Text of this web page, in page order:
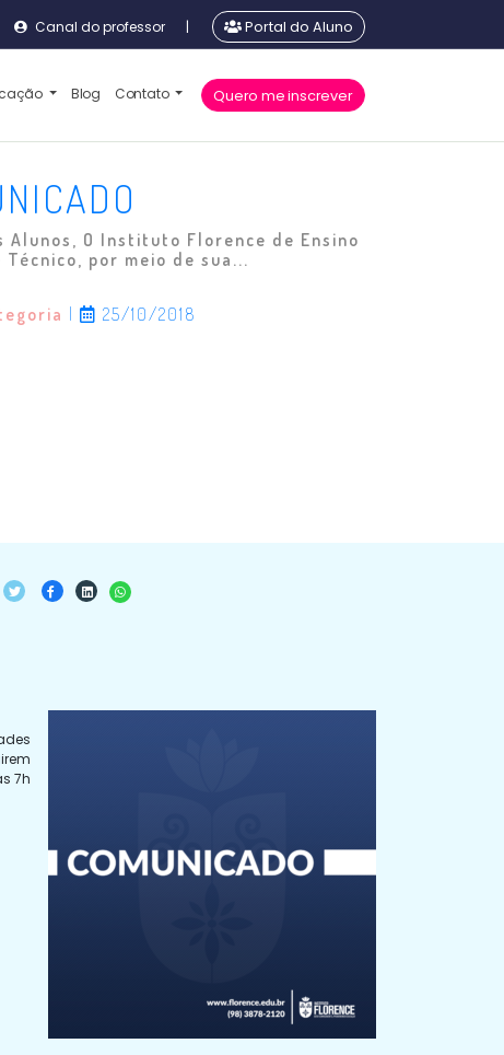
Canal do professor | Portal do Aluno
Blog Contato Quero me inscrever
Alunos, O Instituto Florence de Ensino
Técnico, por meio de sua...
25/10/2018
7h